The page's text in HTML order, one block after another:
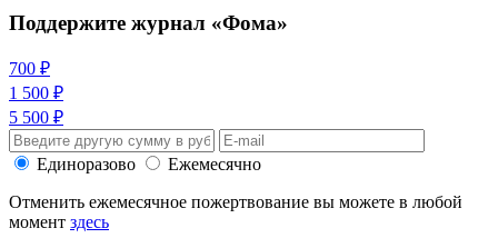
Поддержите журнал «Фома»
700 ₽
1 500 ₽
5 500 ₽
Единоразово
Ежемесячно
Отменить ежемесячное пожертвование вы можете в любой
момент здесь